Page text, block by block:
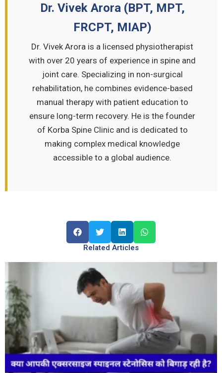
Dr. Vivek Arora (BPT, MPT,
FRCPT, MIAP)
Dr. Vivek Arora is a licensed physiotherapist
with over 20 years of experience in spine and
joint care. Specializing in non-surgical
rehabilitation, he combines evidence-based
manual therapy with patient education to
ensure long-term recovery. He is the founder
of Korba Spine Clinic and is dedicated to
making complex medical knowledge
accessible to a global audience.
Related Articles